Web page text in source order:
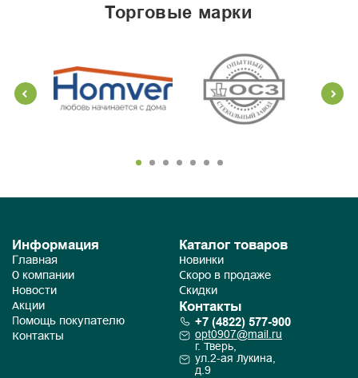
торговые марки
Информация
Главная
О компании
Новости
Акции
Помощь покупателю
Контакты
Каталог товаров
Новинки
Скоро в продаже
Скидки
Контакты
+7 (4822) 577-900
opt0907@mail.ru
г. Тверь,
ул.2-ая Лукина,
д.9